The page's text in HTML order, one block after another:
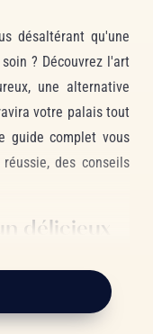
désaltérant qu'une
? Découvrez l'art
une alternative
votre palais tout
guide complet vous
des conseils
délicieux
une recette